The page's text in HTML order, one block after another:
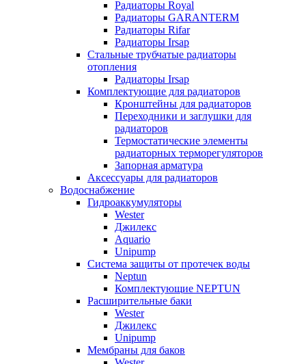
Радиаторы Royal
Радиаторы GARANTERM
Радиаторы Rifar
Радиаторы Irsap
Стальные трубчатые радиаторы
отопления
Радиаторы Irsap
Комплектующие для радиаторов
Кронштейны для радиаторов
Переходники и заглушки для
радиаторов
Термостатические элементы
радиаторных терморегуляторов
Запорная арматура
Аксессуары для радиаторов
Водоснабжение
Гидроаккумуляторы
Wester
Джилекс
Aquario
Unipump
Система защиты от протечек воды
Neptun
Комплектующие NEPTUN
Расширительные баки
Wester
Джилекс
Unipump
Мембраны для баков